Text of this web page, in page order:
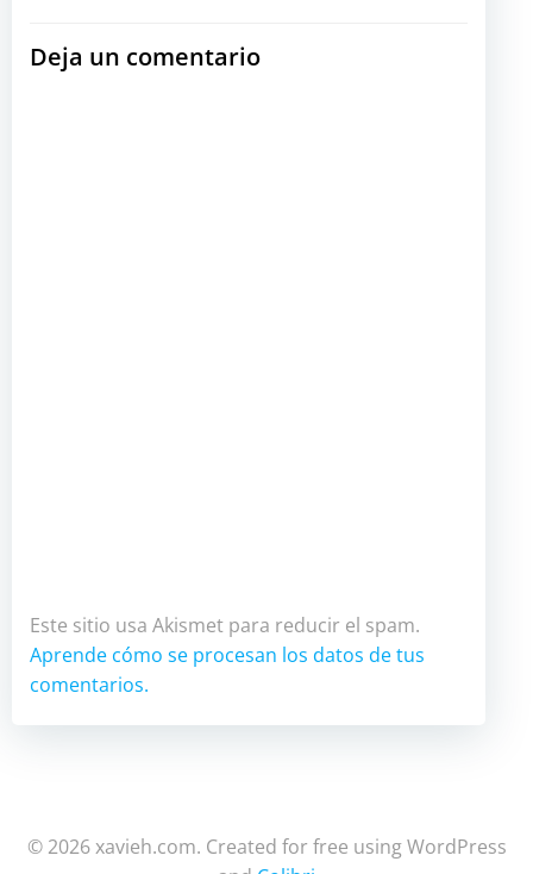
entradas entradas
Deja un comentario
Este sitio usa Akismet para reducir el spam.
Aprende cómo se procesan los datos de tus
comentarios.
© 2026 xavieh.com. Created for free using WordPress